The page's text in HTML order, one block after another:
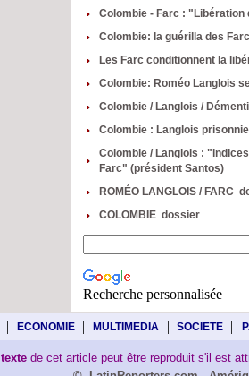
Colombie - Farc :
Colombie: la guérilla des
Les Farc conditionnent la
Colombie: Roméo Langlois
Colombie / Langlois /
Colombie : Langlois
Colombie / Langlois :
Farc" (président Santos)
ROMÉO LANGLOIS / FARC
COLOMBIE dossier
Recherche personnalisée
| ECONOMIE | MULTIMEDIA | SOCIETE |
textede cet article peut être reproduit s'il est